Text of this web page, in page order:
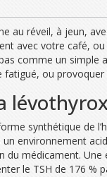
au réveil, à jeun,
avec votre café,
comme un
fatigué, ou provoquer
synthétique de
environnement
du médicament.
le TSH de 176 %